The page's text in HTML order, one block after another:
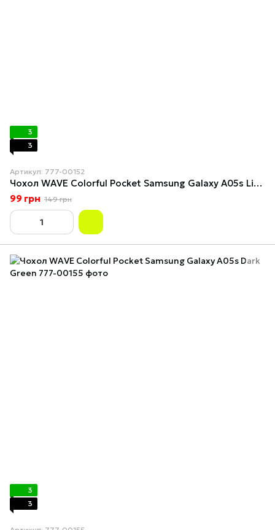
3
3
Артикул: 777-00152
Чохол WAVE Colorful Pocket Samsung Galaxy A05s Light Purple
99 грн 149 грн
3
3